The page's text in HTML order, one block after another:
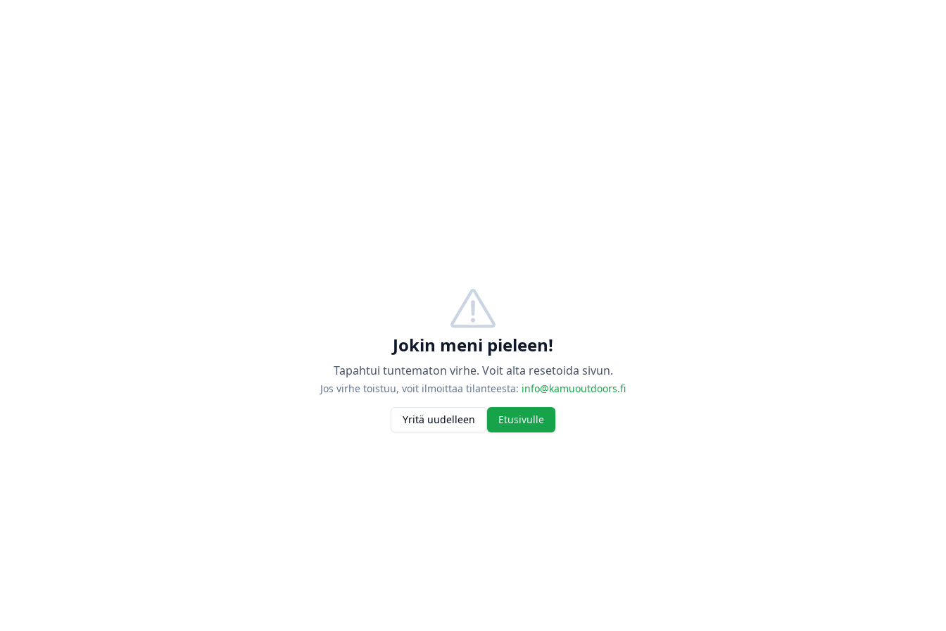
Jokin meni pieleen!
Tapahtui tuntematon virhe. Voit alta resetoida sivun.
Jos virhe toistuu, voit ilmoittaa tilanteesta: info@kamuoutdoors.fi
Yritä uudelleen Etusivulle